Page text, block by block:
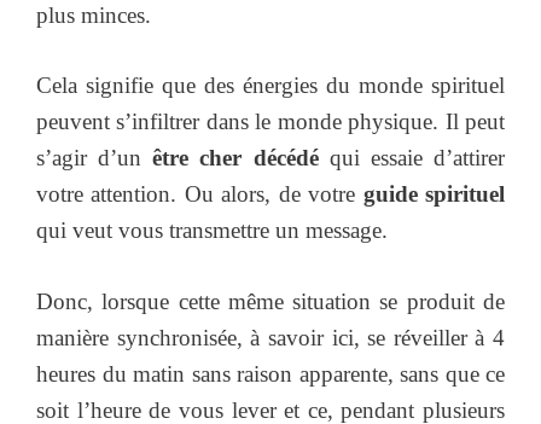
plus minces.
Cela signifie que des énergies du monde spirituel
peuvent s’infiltrer dans le monde physique. Il peut
s’agir d’unêtre cher décédé qui essaie d’attirer
votre attention. Ou alors, de votre guide spirituel
qui veut vous transmettre un message.
Donc, lorsque cette même situation se produit de
manière synchronisée, à savoir ici, se réveiller à 4
heures du matin sans raison apparente, sans que ce
soit l’heure de vous lever et ce, pendant plusieurs